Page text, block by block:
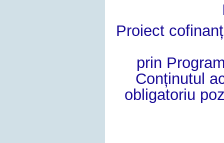
Proiect
prin
Conținutul
obligatoriu